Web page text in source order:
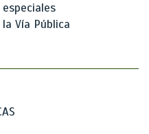
Vía Pública